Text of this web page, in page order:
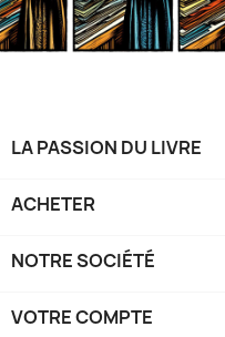
LA PASSION DU LIVRE
ACHETER
NOTRE SOCIÉTÉ
VOTRE COMPTE